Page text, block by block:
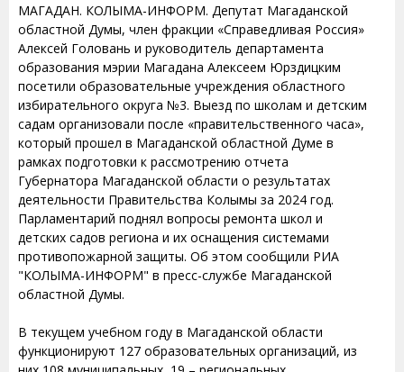
МАГАДАН. КОЛЫМА-ИНФОРМ. Депутат Магаданской
областной Думы, член фракции «Справедливая Россия»
Алексей Головань и руководитель департамента
образования мэрии Магадана Алексеем Юрздицким
посетили образовательные учреждения областного
избирательного округа №3. Выезд по школам и детским
садам организовали после «правительственного часа»,
который прошел в Магаданской областной Думе в
рамках подготовки к рассмотрению отчета
Губернатора Магаданской области о результатах
деятельности Правительства Колымы за 2024 год.
Парламентарий поднял вопросы ремонта школ и
детских садов региона и их оснащения системами
противопожарной защиты. Об этом сообщили РИА
"КОЛЫМА-ИНФОРМ" в пресс-службе Магаданской
областной Думы.
В текущем учебном году в Магаданской области
функционируют 127 образовательных организаций, из